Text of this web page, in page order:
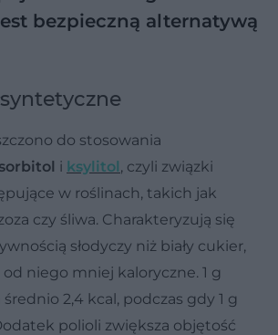
bezpieczną alternatywą
do stosowania
sorbitol i ksylitol, czyli związki
w roślinach, takich jak
czy śliwa. Charakteryzują się
słodyczy niż biały cukier,
niego mniej kaloryczne. 1 g
2,4 kcal, podczas gdy 1 g
polioli zwiększa objętość